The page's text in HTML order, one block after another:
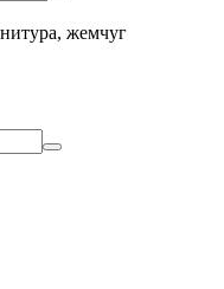
жемчуг